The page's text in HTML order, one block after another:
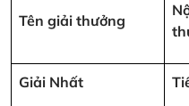
Tên giải thưởng
Giải Nhất